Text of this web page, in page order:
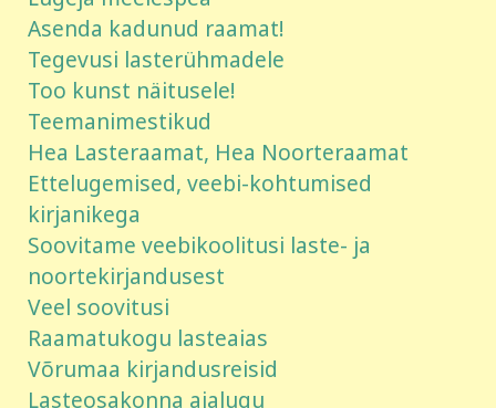
Asenda kadunud raamat!
Tegevusi lasterühmadele
Too kunst näitusele!
Teemanimestikud
Hea Lasteraamat, Hea Noorteraamat
Ettelugemised, veebi-kohtumised
kirjanikega
Soovitame veebikoolitusi laste- ja
noortekirjandusest
Veel soovitusi
Raamatukogu lasteaias
Võrumaa kirjandusreisid
Lasteosakonna ajalugu